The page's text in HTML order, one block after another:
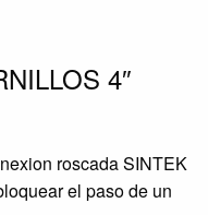
4″
roscada SINTEK
el paso de un